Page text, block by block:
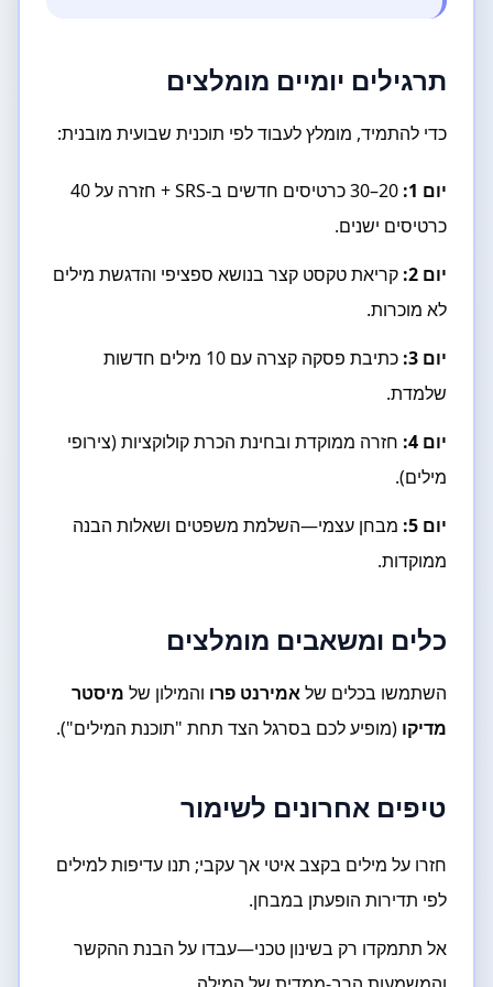
תרגילים יומיים מומלצים
כדי להתמיד, מומלץ לעבוד לפי תוכנית שבועית מובנית:
יום 1:
20–30 כרטיסים חדשים ב-SRS + חזרה על 40
כרטיסים ישנים.
יום 2:
קריאת טקסט קצר בנושא ספציפי והדגשת מילים
לא מוכרות.
יום 3:
כתיבת פסקה קצרה עם 10 מילים חדשות
שלמדת.
יום 4:
חזרה ממוקדת ובחינת הכרת קולוקציות (צירופי
מילים).
יום 5:
מבחן עצמי—השלמת משפטים ושאלות הבנה
ממוקדות.
כלים ומשאבים מומלצים
השתמשו בכלים שלאמירנט פרו והמילון של מיסטר
מדיקו (מופיע לכם בסרגל הצד תחת "תוכנת המילים").
טיפים אחרונים לשימור
חזרו על מילים בקצב איטי אך עקבי; תנו עדיפות למילים
לפי תדירות הופעתן במבחן.
אל תתמקדו רק בשינון טכני—עבדו על הבנת ההקשר